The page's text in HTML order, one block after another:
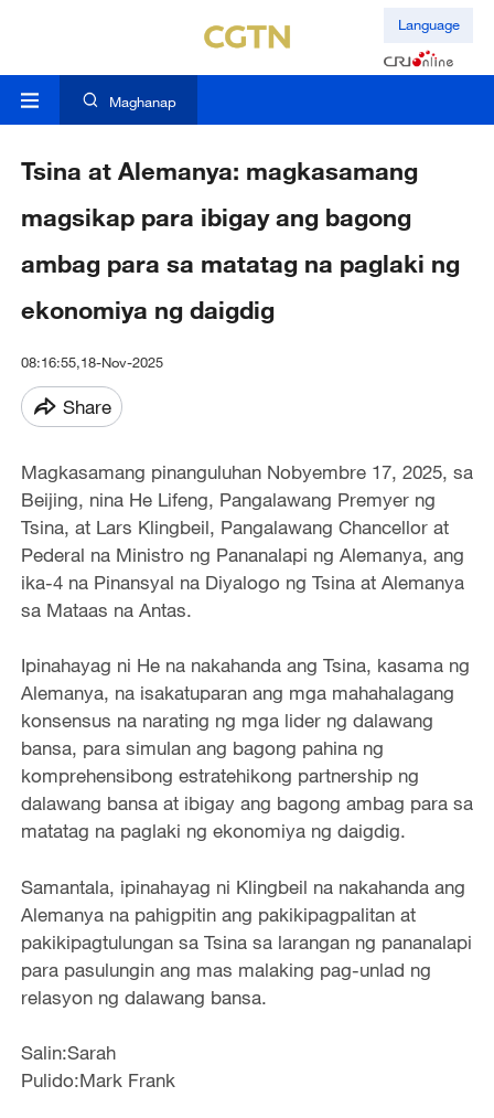
Language
Maghanap
Tsina at Alemanya: magkasamang
magsikap para ibigay ang bagong
ambag para sa matatag na paglaki ng
ekonomiya ng daigdig
08:16:55,18-Nov-2025
Share
Magkasamang pinanguluhan Nobyembre 17, 2025, sa
Beijing, nina He Lifeng, Pangalawang Premyer ng
Tsina, at Lars Klingbeil, Pangalawang Chancellor at
Pederal na Ministro ng Pananalapi ng Alemanya, ang
ika-4 na Pinansyal na Diyalogo ng Tsina at Alemanya
sa Mataas na Antas.
Ipinahayag ni He na nakahanda ang Tsina, kasama ng
Alemanya, na isakatuparan ang mga mahahalagang
konsensus na narating ng mga lider ng dalawang
bansa, para simulan ang bagong pahina ng
komprehensibong estratehikong partnership ng
dalawang bansa at ibigay ang bagong ambag para sa
matatag na paglaki ng ekonomiya ng daigdig.
Samantala, ipinahayag ni Klingbeil na nakahanda ang
Alemanya na pahigpitin ang pakikipagpalitan at
pakikipagtulungan sa Tsina sa larangan ng pananalapi
para pasulungin ang mas malaking pag-unlad ng
relasyon ng dalawang bansa.
Salin:Sarah
Pulido:Mark Frank